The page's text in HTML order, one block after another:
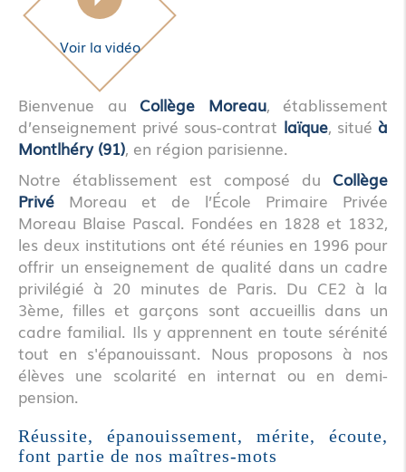
Voir la vidéo
Bienvenue au Collège Moreau, établissement
d’enseignement privé sous-contrat laïque, situéà
Montlhéry (91), en région parisienne.
Notre établissement est composé du Collège
Privé Moreau et de l’École Primaire Privée
Moreau Blaise Pascal. Fondées en 1828 et 1832,
les deux institutions ont été réunies en 1996 pour
offrir un enseignement de qualité dans un cadre
privilégié à 20 minutes de Paris. Du CE2 à la
3ème, filles et garçons sont accueillis dans un
cadre familial. Ils y apprennent en toute sérénité
tout en s'épanouissant. Nous proposons à nos
élèves une scolarité en internat ou en demi-
pension.
Réussite, épanouissement, mérite, écoute,
font partie de nos maîtres-mots